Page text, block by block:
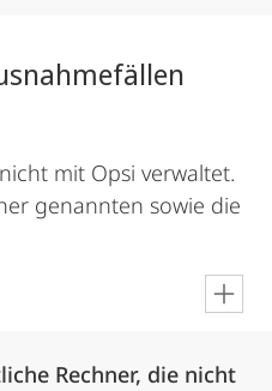
mit Opsi verwaltet.
genannten sowie die
Rechner, die nicht